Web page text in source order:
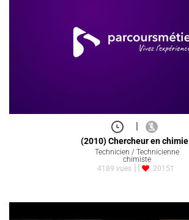
(2010) Chercheur en chimie
Technicien / Technicienne
chimiste
4189 vues
20151